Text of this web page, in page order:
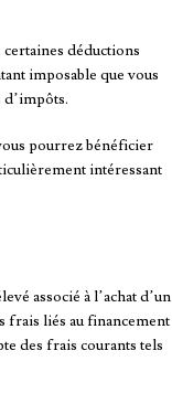
déductions
imposable que vous
pourrez bénéficier
intéressant
associé à l’achat d’un
frais liés au financement
des frais courants tels